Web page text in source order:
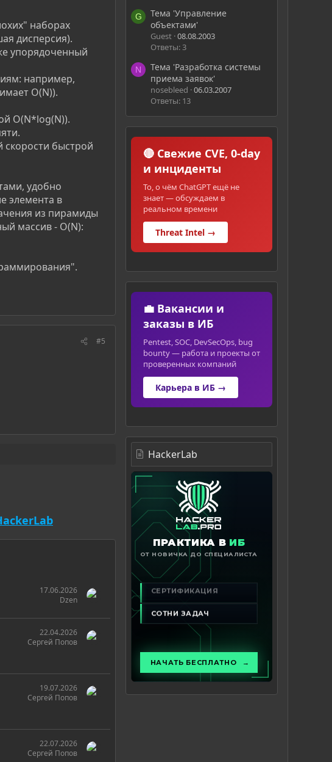
наборах
дисперсия).
упорядоченный
например,
O(N)).
O(N*log(N)).
скорости быстрой
удобно
элемента в
из пирамиды
массив - O(N):
#5
17.06.2026
Dzen
22.04.2026
Сергей Попов
19.07.2026
Сергей Попов
22.07.2026
Сергей Попов
G
Тема 'Управление
объектами'
Guest 08.08.2003
Ответы: 3
N
Тема 'Разработка системы
приема заявок'
nosebleed 06.03.2007
Ответы: 13
🔴 Свежие CVE, 0-day
и инциденты
То, о чём ChatGPT ещё не
знает — обсуждаем в
реальном времени
Threat Intel →
💼 Вакансии и
заказы в ИБ
Pentest, SOC, DevSecOps, bug
bounty — работа и проекты от
проверенных компаний
Карьера в ИБ →
HackerLab